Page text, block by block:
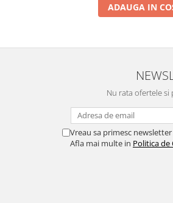
ADAUGA IN
Nu rata ofertele
Vreau sa primesc
Afla mai multe in Politica